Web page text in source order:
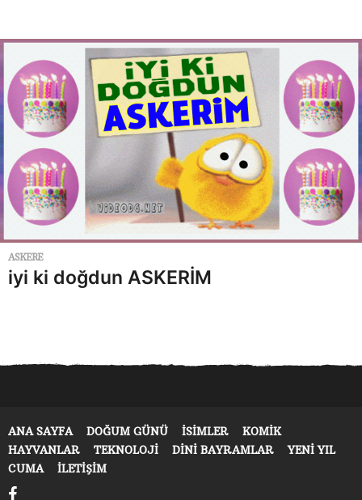
ASKERE
iyi ki doğdun ASKERİM
ANA SAYFA DOĞUM GÜNÜ ISIMLER
KOMIK
HAYVANLAR
TEKNOLOJI DINI BAYRAMLAR
YENI YIL
CUMA
İLETIŞIM